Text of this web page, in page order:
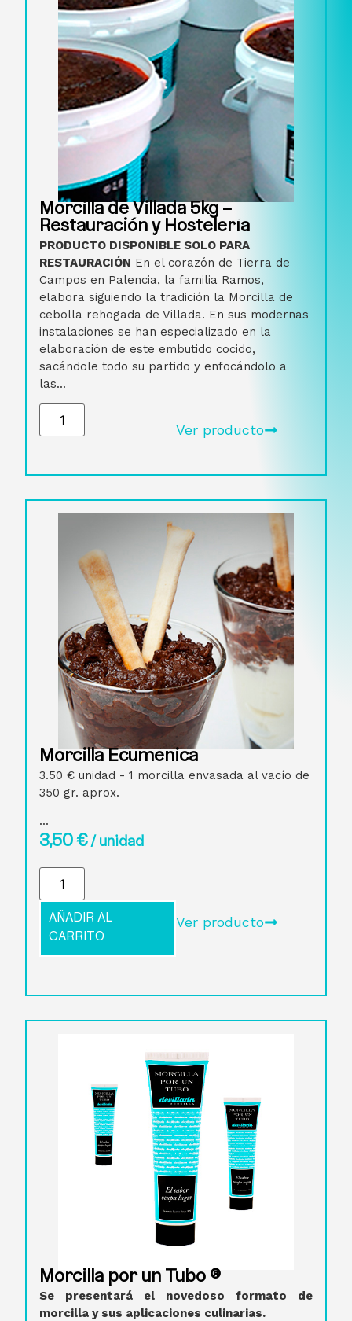
Morcilla de Villada 5kg –
Restauración y Hostelería
PRODUCTO DISPONIBLE SOLO PARA
RESTAURACIÓN En el corazón de Tierra de
Campos en Palencia, la familia Ramos,
elabora siguiendo la tradición la Morcilla de
cebolla rehogada de Villada. En sus modernas
instalaciones se han especializado en la
elaboración de este embutido cocido,
sacándole todo su partido y enfocándolo a
las...
Ver producto
Morcilla Ecuménica
3.50 € unidad - 1 morcilla envasada al vacío de
350 gr. aprox.
...
3,50€/ unidad
AÑADIR AL
CARRITO
Ver producto
Morcilla por un Tubo ®
Se presentará el novedoso formato de
morcilla y sus aplicaciones culinarias.